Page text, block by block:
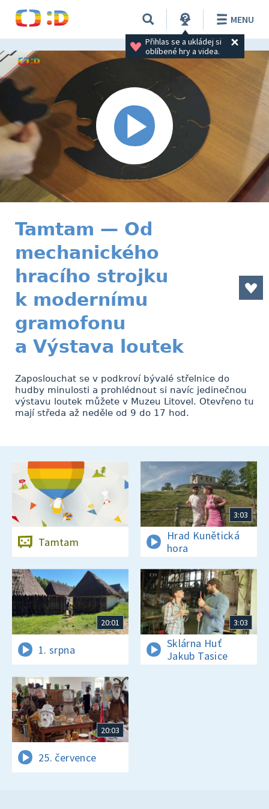
Přihlas se a ukládej si
oblíbené hry a videa.
MENU
Tamtam — Od
mechanického
hracího strojku
k modernímu
gramofonu
a Výstava loutek
Zaposlouchat se v podkroví bývalé střelnice do
hudby minulosti a prohlédnout si navíc jedinečnou
výstavu loutek můžete v Muzeu Litovel. Otevřeno tu
mají středa až neděle od 9 do 17 hod.
Tamtam
3:03
Hrad Kunětická
hora
20:01
1. srpna
3:03
Sklárna Huť
Jakub Tasice
20:03
25. července